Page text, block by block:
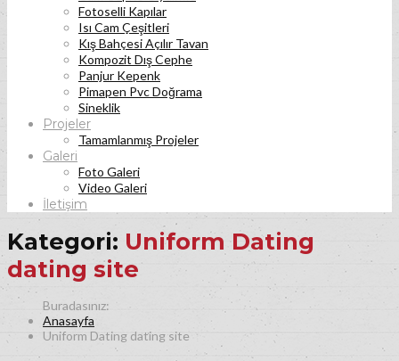
Fotoselli Kapılar
Isı Cam Çeşitleri
Kış Bahçesi Açılır Tavan
Kompozit Dış Cephe
Panjur Kepenk
Pimapen Pvc Doğrama
Sineklik
Projeler
Tamamlanmış Projeler
Galeri
Foto Galeri
Video Galeri
İletişim
Kategori: Uniform Dating
dating site
Anasayfa
Uniform Dating dating site